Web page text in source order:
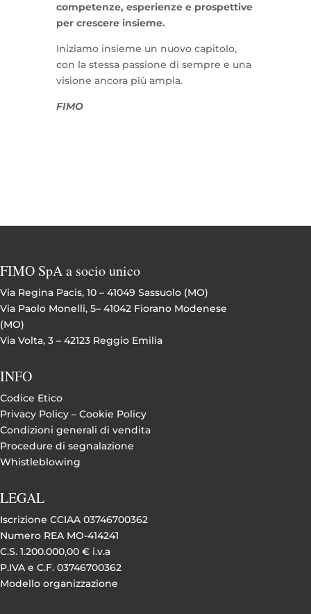
competenze, esperienze e prospettive
per crescere insieme.
Iniziamo insieme un nuovo capitolo,
con la stessa passione di sempre e una
visione ancora più ampia.
FIMO
FIMO SpA a socio unico
Via Regina Pacis, 10 – 41049 Sassuolo (MO)
Via Paolo Monelli, 5– 41042 Fiorano Modenese
(MO)
Via Volta, 3 – 42123 Reggio Emilia
INFO
Codice Etico
Privacy Policy – Cookie Policy
Condizioni generali di vendita
Procedure di segnalazione
Whistleblowing
LEGAL
Iscrizione CCIAA 03746700362
Numero REA MO-414241
C.S. 1.200.000,00 € i.v.a
P.IVA e C.F. 03746700362
Modello organizzazione